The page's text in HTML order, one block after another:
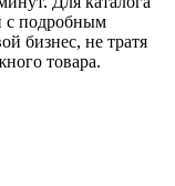
с подробным
бизнес, не тратя
товара.